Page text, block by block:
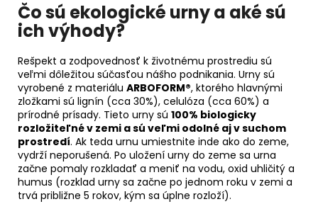
Čo sú ekologické urny a aké sú
ich výhody?
Rešpekt a zodpovednosť k životnému prostrediu sú
veľmi dôležitou súčasťou nášho podnikania. Urny sú
vyrobené z materiálu ARBOFORM®, ktorého hlavnými
zložkami sú lignín (cca 30%), celulóza (cca 60%) a
prírodné prísady. Tieto urny sú 100% biologicky
rozložiteľné v zemi a sú veľmi odolné aj v suchom
prostredí. Ak teda urnu umiestnite inde ako do zeme,
vydrží neporušená. Po uložení urny do zeme sa urna
začne pomaly rozkladať a meniť na vodu, oxid uhličitý a
humus (rozklad urny sa začne po jednom roku v zemi a
trvá približne 5 rokov, kým sa úplne rozloží).